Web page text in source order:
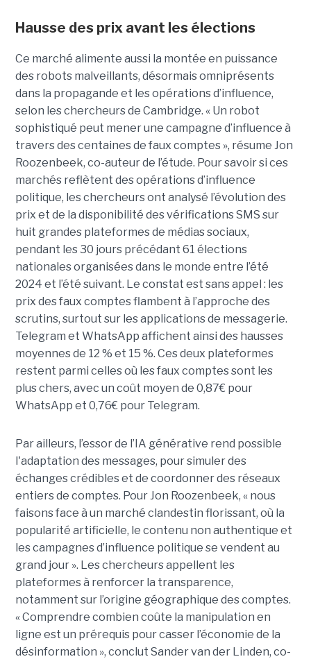
Hausse des prix avant les élections
Ce marché alimente aussi la montée en puissance
des robots malveillants, désormais omniprésents
dans la propagande et les opérations d’influence,
selon les chercheurs de Cambridge. « Un robot
sophistiqué peut mener une campagne d’influence à
travers des centaines de faux comptes », résume Jon
Roozenbeek, co-auteur de l’étude. Pour savoir si ces
marchés reflètent des opérations d’influence
politique, les chercheurs ont analysé l’évolution des
prix et de la disponibilité des vérifications SMS sur
huit grandes plateformes de médias sociaux,
pendant les 30 jours précédant 61 élections
nationales organisées dans le monde entre l’été
2024 et l’été suivant. Le constat est sans appel : les
prix des faux comptes flambent à l’approche des
scrutins, surtout sur les applications de messagerie.
Telegram et WhatsApp affichent ainsi des hausses
moyennes de 12 % et 15 %. Ces deux plateformes
restent parmi celles où les faux comptes sont les
plus chers, avec un coût moyen de 0,87€ pour
WhatsApp et 0,76€ pour Telegram.
Par ailleurs, l’essor de l’IA générative rend possible
l'adaptation des messages, pour simuler des
échanges crédibles et de coordonner des réseaux
entiers de comptes. Pour Jon Roozenbeek, « nous
faisons face à un marché clandestin florissant, où la
popularité artificielle, le contenu non authentique et
les campagnes d’influence politique se vendent au
grand jour ». Les chercheurs appellent les
plateformes à renforcer la transparence,
notamment sur l’origine géographique des comptes.
« Comprendre combien coûte la manipulation en
ligne est un prérequis pour casser l’économie de la
désinformation », conclut Sander van der Linden, co-